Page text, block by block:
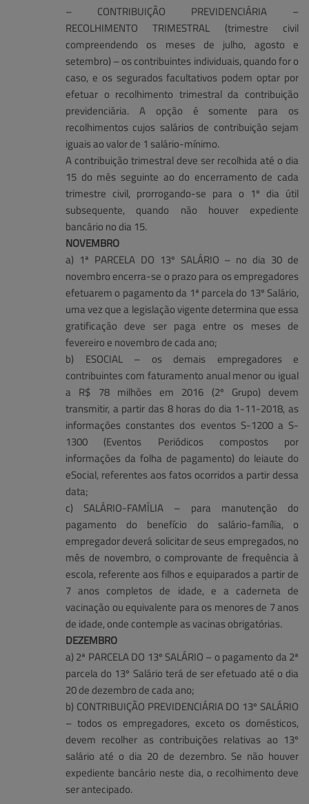
– CONTRIBUIÇÃO PREVIDENCIÁRIA –
RECOLHIMENTO TRIMESTRAL (trimestre civil
compreendendo os meses de julho, agosto e
setembro) – os contribuintes individuais, quando for o
caso, e os segurados facultativos podem optar por
efetuar o recolhimento trimestral da contribuição
previdenciária. A opção é somente para os
recolhimentos cujos salários de contribuição sejam
iguais ao valor de 1 salário-mínimo.
A contribuição trimestral deve ser recolhida até o dia
15 do mês seguinte ao do encerramento de cada
trimestre civil, prorrogando-se para o 1º dia útil
subsequente, quando não houver expediente
bancário no dia 15.
NOVEMBRO
a) 1ª PARCELA DO 13º SALÁRIO – no dia 30 de
novembro encerra-se o prazo para os empregadores
efetuarem o pagamento da 1ª parcela do 13º Salário,
uma vez que a legislação vigente determina que essa
gratificação deve ser paga entre os meses de
fevereiro e novembro de cada ano;
b) ESOCIAL – os demais empregadores e
contribuintes com faturamento anual menor ou igual
a R$ 78 milhões em 2016 (2º Grupo) devem
transmitir, a partir das 8 horas do dia 1-11-2018, as
informações constantes dos eventos S-1200 a S-
1300 (Eventos Periódicos compostos por
informações da folha de pagamento) do leiaute do
eSocial, referentes aos fatos ocorridos a partir dessa
data;
c) SALÁRIO-FAMÍLIA – para manutenção do
pagamento do benefício do salário-família, o
empregador deverá solicitar de seus empregados, no
mês de novembro, o comprovante de frequência à
escola, referente aos filhos e equiparados a partir de
7 anos completos de idade, e a caderneta de
vacinação ou equivalente para os menores de 7 anos
de idade, onde contemple as vacinas obrigatórias.
DEZEMBRO
a) 2ª PARCELA DO 13º SALÁRIO – o pagamento da 2ª
parcela do 13º Salário terá de ser efetuado até o dia
20 de dezembro de cada ano;
b) CONTRIBUIÇÃO PREVIDENCIÁRIA DO 13º SALÁRIO
– todos os empregadores, exceto os domésticos,
devem recolher as contribuições relativas ao 13º
salário até o dia 20 de dezembro. Se não houver
expediente bancário neste dia, o recolhimento deve
ser antecipado.